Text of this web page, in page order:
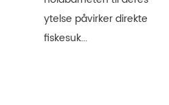
ytelse påvirker direkte
fiskesuk...